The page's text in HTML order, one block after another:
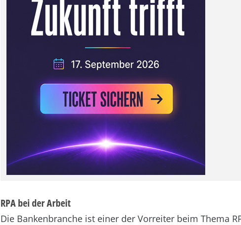
RPA bei der Arbeit
Die Bankenbranche ist einer der Vorreiter beim Thema